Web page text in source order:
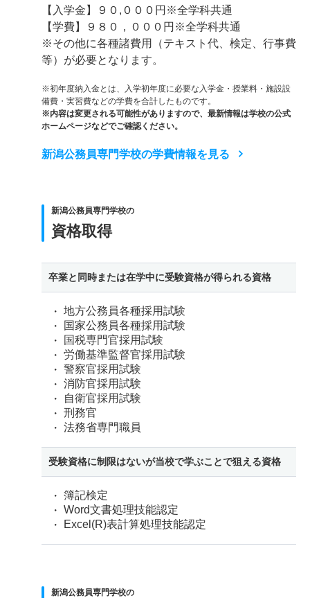
【入学金】９０,０００円※全学科共通
【学費】９８０，０００円※全学科共通
※その他に各種諸費用（テキスト代、検定、行事費
等）が必要となります。
※初年度納入金とは、入学初年度に必要な入学金・授業料・施設設
備費・実習費などの学費を合計したものです。
※内容は変更される可能性がありますので、最新情報は学校の公式
ホームページなどでご確認ください。
新潟公務員専門学校の学費情報を見る
新潟公務員専門学校の
資格取得
卒業と同時または在学中に受験資格が得られる資格
地方公務員各種採用試験
国家公務員各種採用試験
国税専門官採用試験
労働基準監督官採用試験
警察官採用試験
消防官採用試験
自衛官採用試験
刑務官
法務省専門職員
受験資格に制限はないが当校で学ぶことで狙える資格
簿記検定
Word文書処理技能認定
Excel(R)表計算処理技能認定
新潟公務員専門学校の